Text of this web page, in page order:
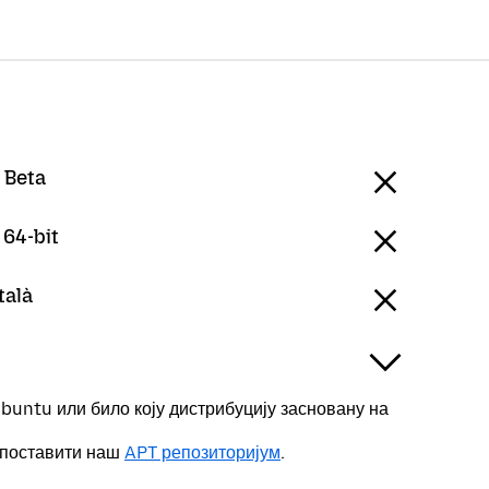
64-bit
или било коју дистрибуцију засновану на
наш APT репозиторијум.